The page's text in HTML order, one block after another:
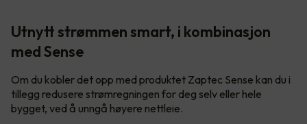
Utnytt strømmen smart, i kombinasjon
med Sense
Om du kobler det opp med produktet Zaptec Sense kan du i
tillegg redusere strømregningen for deg selv eller hele
bygget, ved å unngå høyere nettleie.